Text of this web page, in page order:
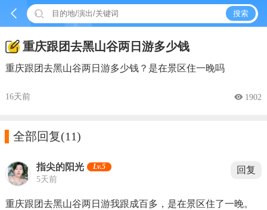
  搜索
重庆跟团去黑山谷两日游多少钱
重庆跟团去黑山谷两日游多少钱？是在景区住一晚吗
16天前  1902
全部回复(11)
指尖的阳光 Lv.5
5天前
回复
重庆跟团去黑山谷两日游我跟成百多，是在景区住了一晚。